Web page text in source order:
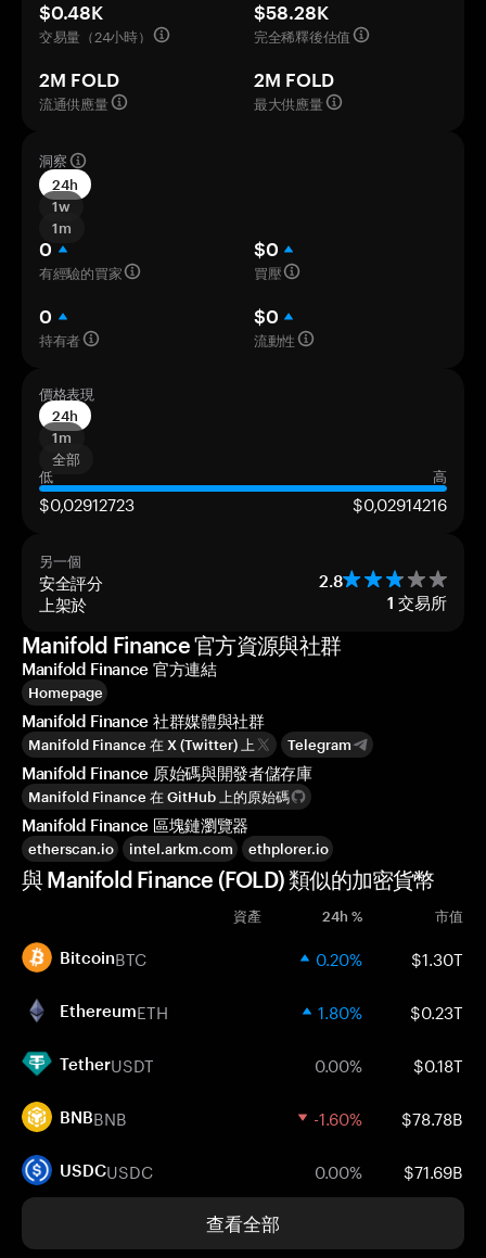
$0.48K
交易量（24小時）
$58.28K
完全稀釋後估值
2M FOLD
流通供應量
2M FOLD
最大供應量
洞察
24h
1w
1m
0
有經驗的買家
$0
買壓
0
持有者
$0
流動性
價格表現
24h
1m
全部
低
高
$0,02912723 $0,02914216
另一個
安全評分 2.8
上架於 1 交易所
Manifold Finance 官方資源與社群
Manifold Finance 官方連結
Homepage
Manifold Finance 社群媒體與社群
Manifold Finance 在 X (Twitter) 上 Telegram
Manifold Finance 原始碼與開發者儲存庫
Manifold Finance 在 GitHub 上的原始碼
Manifold Finance 區塊鏈瀏覽器
etherscan.io intel.arkm.com ethplorer.io
與 Manifold Finance (FOLD) 類似的加密貨幣
資產 24h % 市值
BitcoinBTC 0.20% $1.30T
EthereumETH 1.80% $0.23T
TetherUSDT 0.00% $0.18T
BNBBNB -1.60% $78.78B
USDCUSDC 0.00% $71.69B
查看全部